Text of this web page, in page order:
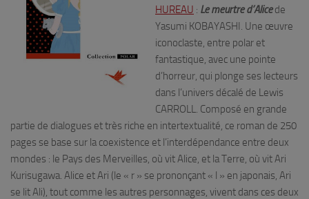
HUREAU : Le meurtre d’Alicede
Yasumi KOBAYASHI. Une œuvre
iconoclaste, entre polar et
fantastique, avec une pointe
d’horreur, qui plonge ses lecteurs
dans l’univers décalé de Lewis
CARROLL. Composé en grande
partie de dialogues et très riche en intertextualité, ce roman de 250
pages se base sur la coexistence et l’interdépendance entre deux
mondes : le Pays des Merveilles, où vit Alice, et la Terre, où vit Ari
Kurisugawa. Alice et Ari (le « r » se prononçant « l » en japonais, Ari
se lit Ali), tout comme les autres personnages, vivent dans ces deux